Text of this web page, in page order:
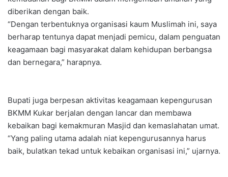
diberikan dengan baik.
“Dengan terbentuknya organisasi kaum Muslimah ini, saya
berharap tentunya dapat menjadi pemicu, dalam penguatan
keagamaan bagi masyarakat dalam kehidupan berbangsa
dan bernegara,” harapnya.
Bupati juga berpesan aktivitas keagamaan kepengurusan
BKMM Kukar berjalan dengan lancar dan membawa
kebaikan bagi kemakmuran Masjid dan kemaslahatan umat.
“Yang paling utama adalah niat kepengurusannya harus
baik, bulatkan tekad untuk kebaikan organisasi ini,” ujarnya.